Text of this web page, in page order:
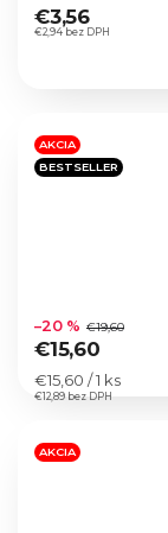
hodnotenie
produktu
hviezdičiek.
€2,94 bez DPH
€3,56
AKCIA
BESTSELLER
hodnotenie
produktu
4,8
hviezdičiek.
€12,89 bez DPH
–20 % €19,60
€15,60
Jednotková
cena:
€15,60 / 1 ks
AKCIA